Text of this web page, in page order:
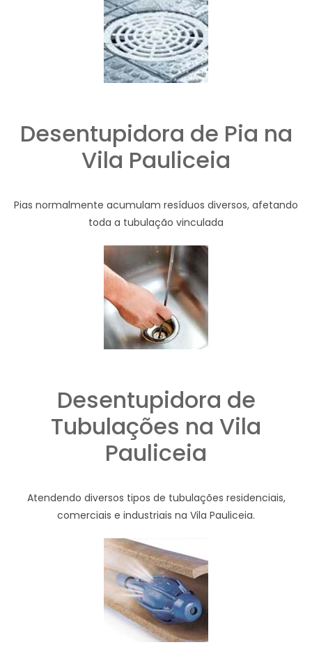
Desentupidora de Pia na
Vila Pauliceia
Pias normalmente acumulam resíduos diversos, afetando
toda a tubulação vinculada
Desentupidora de
Tubulações na Vila
Pauliceia
Atendendo diversos tipos de tubulações residenciais,
comerciais e industriais na Vila Pauliceia.